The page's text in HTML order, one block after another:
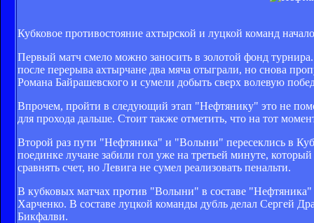
Кубковое противостояние ахтырской и луцкой команд
Первый матч смело можно заносить в золотой фонд
после перерыва ахтырчане два мяча отыграли, но снова
Романа Байрашевского и сумели добыть сверх волевую
Впрочем, пройти в следующий этап "Нефтянику" это не
для прохода дальше. Стоит также отметить, что на тот
Второй раз пути "Нефтяника" и "Волыни" пересеклись в
поединке лучане забили гол уже на третьей минуте,
сравнять счет, но Левига не сумел реализовать пенальти.
В кубковых матчах против "Волыни" в составе
Харченко. В составе луцкой команды дубль делал Сергей
Бикфалви.